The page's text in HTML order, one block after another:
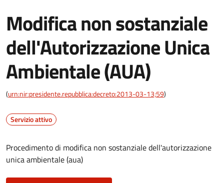
Modifica non sostanziale
dell'Autorizzazione Unica
Ambientale (AUA)
(urn:nir:presidente.repubblica:decreto:2013-03-13;59)
Servizio attivo
Procedimento di modifica non sostanziale dell'autorizzazione
unica ambientale (aua)